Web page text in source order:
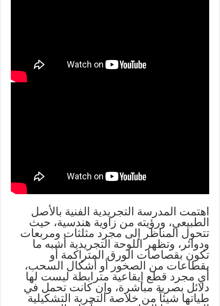
اهتمت المدرسة التجريدية الفنية بالأصل
الطبيعي، ورؤيته من زاوية هندسية، حيث
تتحول المناظر إلى مجرد مثلثات ومربعات
ودوائر، وتظهر اللوحة التجريدية أشبه ما
تكون بقصاصات الورق المتراكمة أو
بقطاعات من الصخور أو أشكال السحب،
أي مجرد قطع إيقاعية مترابطة ليست لها
دلائل بصرية مباشرة، وإن كانت تحمل في
طياتها شيئاً من خلاصة التجربة التشكيلية